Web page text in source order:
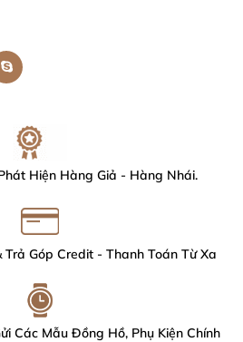
Hiện Hàng Giả - Hàng Nhái.
Trả Góp Credit - Thanh Toán Từ Xa
Các Mẫu Đồng Hồ, Phụ Kiện Chính